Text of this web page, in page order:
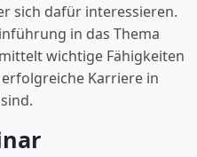
sich dafür interessieren.
in das Thema
wichtige Fähigkeiten
Karriere in